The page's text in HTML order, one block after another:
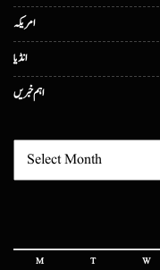
امریکہ
انڈیا
اہم خبریں
M T W